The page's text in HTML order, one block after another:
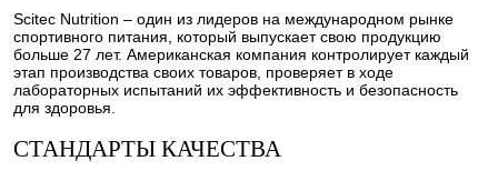
Scitec Nutrition – один из лидеров на международном рынке
спортивного питания, который выпускает свою продукцию
больше 27 лет. Американская компания контролирует каждый
этап производства своих товаров, проверяет в ходе
лабораторных испытаний их эффективность и безопасность
для здоровья.
СТАНДАРТЫ КАЧЕСТВА